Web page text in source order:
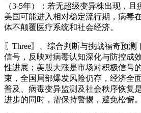
（3-5年）：若无超级变异株出现，且
美国可能进入相对稳定流行期，病毒
体不颠覆医疗系统和社会经济。
〖Three〗、综合判断与挑战福奇预
信号，反映对病毒认知深化与防控成
性进展；美股大涨是市场对积极信号
束，全国局部爆发风险仍存，经济全
普及、病毒变异监测及社会秩序恢复
进步的同时，需保持警惕，避免松懈。